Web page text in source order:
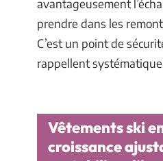
avantageusement
prendre dans les
C’est un point de
rappellent
Vêtements ski
croissance